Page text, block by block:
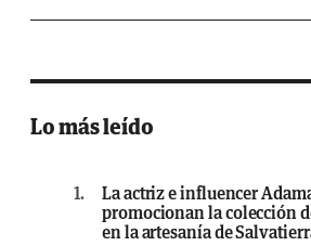
Lo más leído
1.
La actriz e influencer
promocionan la colección
en la artesanía de